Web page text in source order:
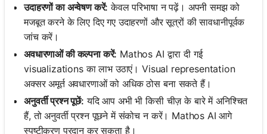
उदाहरणों का अन्वेषण करें: केवल परिभाषा न पढ़ें। अपनी समझ को
मजबूत करने के लिए दिए गए उदाहरणों और सूत्रों की सावधानीपूर्वक
जांच करें।
अवधारणाओं की कल्पना करें: Mathos AI द्वारा दी गई
visualizations का लाभ उठाएं। Visual representation
अक्सर अमूर्त अवधारणाओं को अधिक ठोस बना सकते हैं।
अनुवर्ती प्रश्न पूछें: यदि आप अभी भी किसी चीज़ के बारे में अनिश्चित
हैं, तो अनुवर्ती प्रश्न पूछने में संकोच न करें। Mathos AI आगे
स्पष्टीकरण प्रदान कर सकता है।